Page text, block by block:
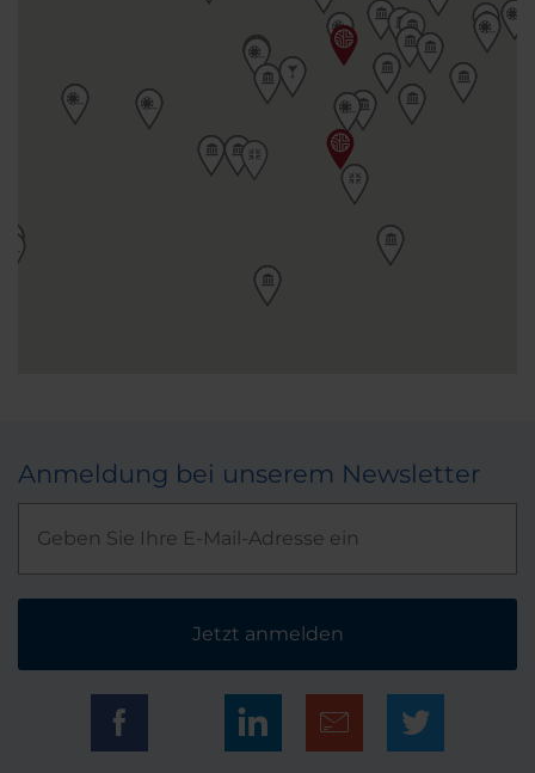
Anmeldung bei unserem Newsletter
Jetzt anmelden